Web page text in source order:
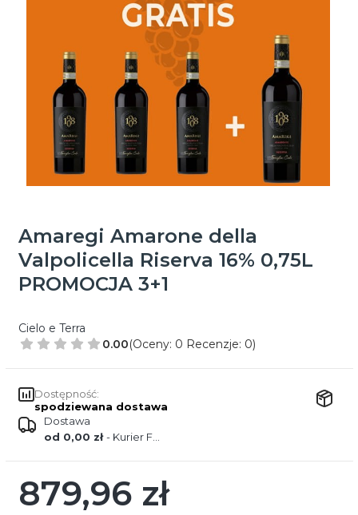
Amaregi Amarone della
Valpolicella Riserva 16% 0,75L
PROMOCJA 3+1
Cielo e Terra
0.00(Oceny: 0 Recenzje: 0)
Dostępność:
spodziewana dostawa
Dostawa
od 0,00 zł- Kurier FedEx
Cena
879,96 zł